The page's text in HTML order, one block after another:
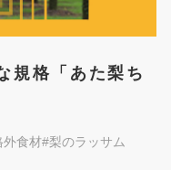
規格「あた梨ち
外食材#梨のラッサム